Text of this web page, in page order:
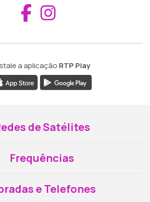
Aceder ao
a aplicação RTP Play
de Satélites
Frequências
e Telefones